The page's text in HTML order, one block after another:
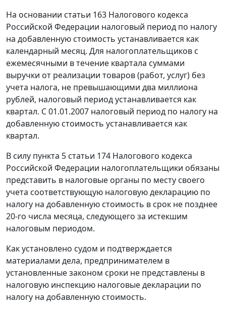
На основании статьи 163 Налогового кодекса
Российской Федерации налоговый период по налогу
на добавленную стоимость устанавливается как
календарный месяц. Для налогоплательщиков с
ежемесячными в течение квартала суммами
выручки от реализации товаров (работ, услуг) без
учета налога, не превышающими два миллиона
рублей, налоговый период устанавливается как
квартал. С 01.01.2007 налоговый период по налогу на
добавленную стоимость устанавливается как
квартал.
В силу пункта 5 статьи 174 Налогового кодекса
Российской Федерации налогоплательщики обязаны
представить в налоговые органы по месту своего
учета соответствующую налоговую декларацию по
налогу на добавленную стоимость в срок не позднее
20-го числа месяца, следующего за истекшим
налоговым периодом.
Как установлено судом и подтверждается
материалами дела, предпринимателем в
установленные законом сроки не представлены в
налоговую инспекцию налоговые декларации по
налогу на добавленную стоимость.